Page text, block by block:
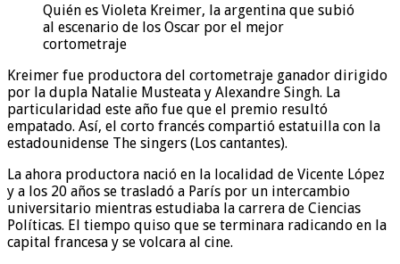
Quién es Violeta Kreimer, la argentina que subió
al escenario de los Oscar por el mejor
cortometraje
Kreimer fue productora del cortometraje ganador dirigido
por la dupla Natalie Musteata y Alexandre Singh. La
particularidad este año fue que el premio resultó
empatado. Así, el corto francés compartió estatuilla con la
estadounidense The singers (Los cantantes).
La ahora productora nació en la localidad de Vicente López
y a los 20 años se trasladó a París por un intercambio
universitario mientras estudiaba la carrera de Ciencias
Políticas. El tiempo quiso que se terminara radicando en la
capital francesa y se volcara al cine.